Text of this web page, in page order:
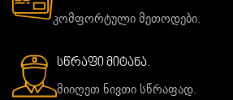
კომფორტული მეთოდები.
სწრაფი მიტანა.
მიიღეთ ნივთი სწრაფად.